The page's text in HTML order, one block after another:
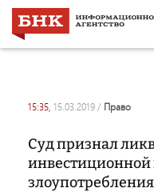
15:35, 15.03.2019 / право
Суд признал